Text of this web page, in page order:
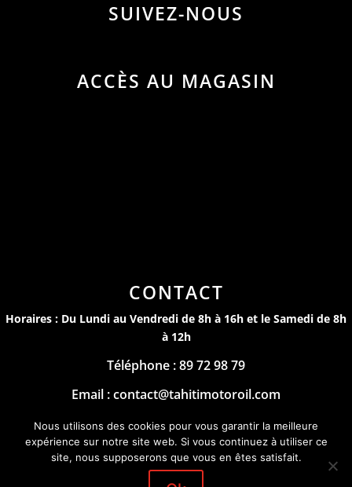
SUIVEZ-NOUS
ACCÈS AU MAGASIN
CONTACT
Horaires : Du Lundi au Vendredi de 8h à 16h et le Samedi de 8h
à 12h
Téléphone : 89 72 98 79
Email : contact@tahitimotoroil.com
Mentions Légales
by
Nous utilisons des cookies pour vous garantir la meilleure
expérience sur notre site web. Si vous continuez à utiliser ce
site, nous supposerons que vous en êtes satisfait.